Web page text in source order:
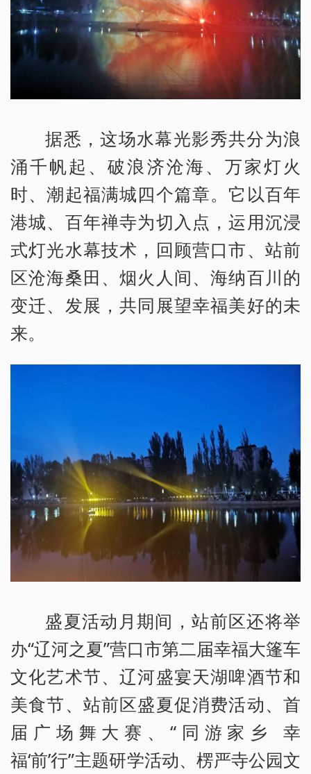
据悉，这场水幕光影秀共分为浪
涌千帆起、破浪济沧海、万家灯火
时、潮起福满城四个篇章。它以百年
港城、百年禅寺为切入点，运用沉浸
式灯光水幕技术，回顾营口市、站前
区沧海桑田、烟火人间、海纳百川的
变迁、发展，共同展望幸福美好的未
来。
盛夏活动月期间，站前区还将举
办“辽河之夏”营口市第二届幸福大篷车
文化艺术节、辽河盛宴天湖啤酒节和
美食节、站前区盛夏促消费活动、首
届广场舞大赛、“同游家乡 幸
福‘前’行”主题研学活动、楞严寺公园文